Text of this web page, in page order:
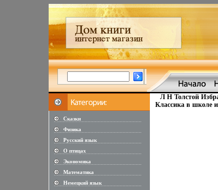
Сказки
............................................................
Физика
............................................................
Русский язык
............................................................
О птицах
............................................................
Экономика
............................................................
Математика
............................................................
Немецкий язык
............................................................
Л Н Толстой
Классика в школе